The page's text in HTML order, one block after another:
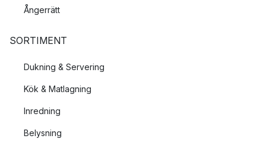
Ångerrätt
SORTIMENT
Dukning & Servering
Kök & Matlagning
Inredning
Belysning